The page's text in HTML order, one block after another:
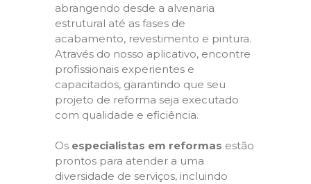
abrangendo desde a alvenaria
estrutural até as fases de
acabamento, revestimento e pintura.
Através do nosso aplicativo, encontre
profissionais experientes e
capacitados, garantindo que seu
projeto de reforma seja executado
com qualidade e eficiência.
Os especialistas em reformas estão
prontos para atender a uma
diversidade de serviços, incluindo